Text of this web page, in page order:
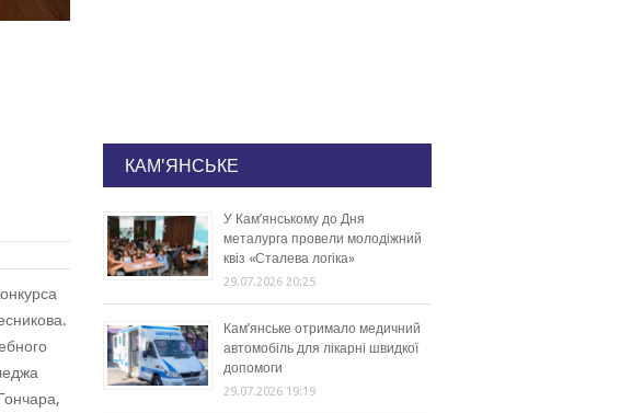
КАМ'ЯНСЬКЕ
У Кам’янському до Дня
металурга провели молодіжний
квіз «Сталева логіка»
29.07.2026 20:25
Кам’янське отримало медичний
автомобіль для лікарні швидкої
допомоги
29.07.2026 19:19